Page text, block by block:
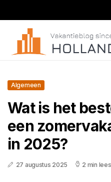
Algemeen
Wat is het
een
in 2025?
27 augustus 2025 2 min